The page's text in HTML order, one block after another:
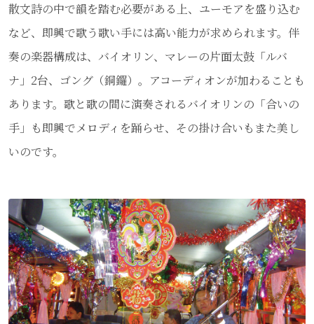
散文詩の中で韻を踏む必要がある上、ユーモアを盛り込む
など、即興で歌う歌い手には高い能力が求められます。伴
奏の楽器構成は、バイオリン、マレーの片面太鼓「ルバ
ナ」2台、ゴング（銅鑼）。アコーディオンが加わることも
あります。歌と歌の間に演奏されるバイオリンの「合いの
手」も即興でメロディを踊らせ、その掛け合いもまた美し
いのです。